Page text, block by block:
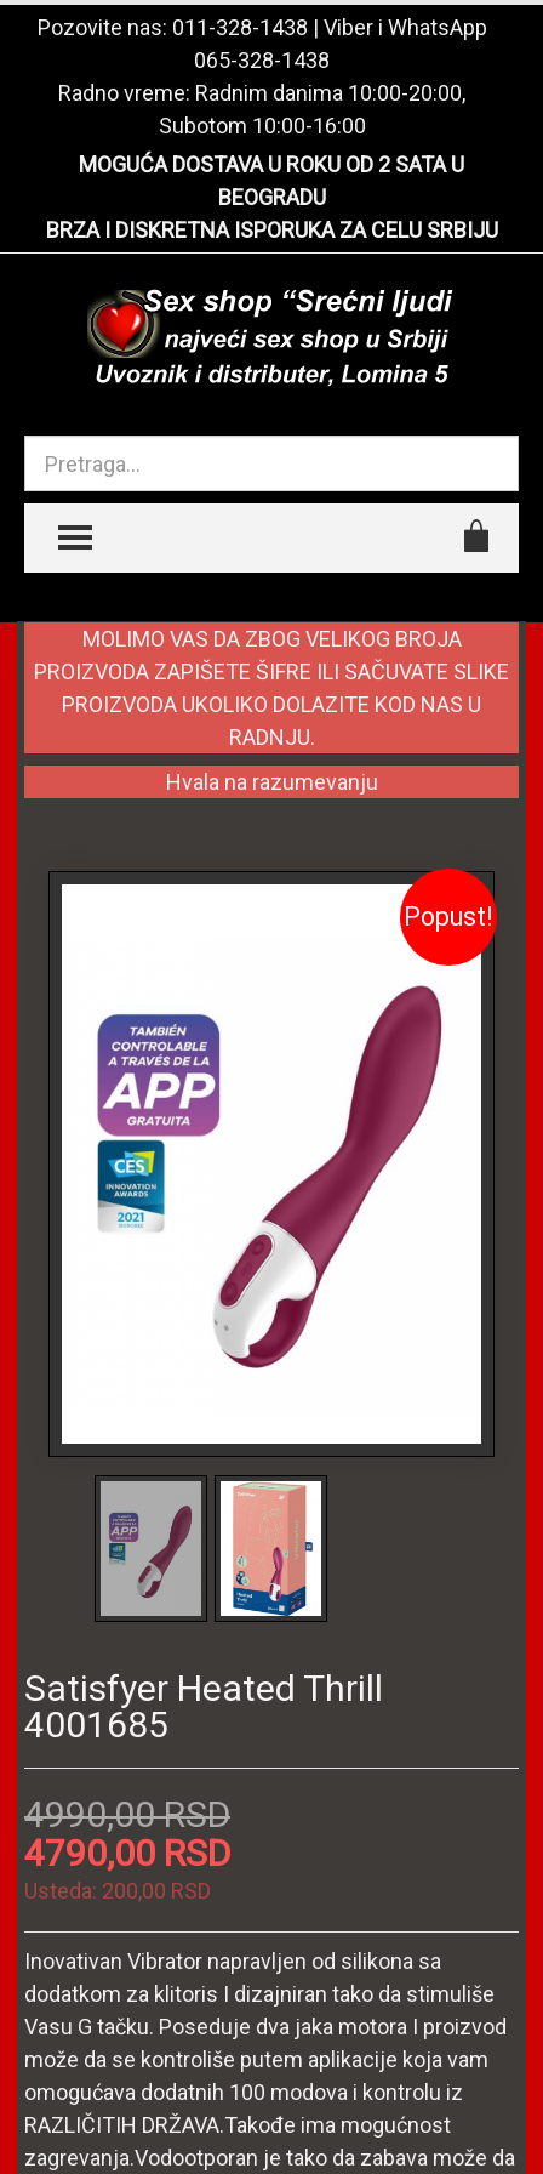
Pozovite nas: 011-328-1438 | Viber i WhatsApp
065-328-1438
Radno vreme: Radnim danima 10:00-20:00,
Subotom 10:00-16:00
MOGUĆA DOSTAVA U ROKU OD 2 SATA U
BEOGRADU
BRZA I DISKRETNA ISPORUKA ZA CELU SRBIJU
TOGGLE MENU
MOLIMO VAS DA ZBOG VELIKOG BROJA
PROIZVODA ZAPIŠETE ŠIFRE ILI SAČUVATE SLIKE
PROIZVODA UKOLIKO DOLAZITE KOD NAS U
RADNJU.
Hvala na razumevanju
Popust!
Satisfyer Heated Thrill
4001685
4990,00 RSD
4790,00 RSD
Usteda: 200,00 RSD
Inovativan Vibrator napravljen od silikona sa
dodatkom za klitoris I dizajniran tako da stimuliše
Vasu G tačku. Poseduje dva jaka motora I proizvod
može da se kontroliše putem aplikacije koja vam
omogućava dodatnih 100 modova i kontrolu iz
RAZLIČITIH DRŽAVA.Takođe ima mogućnost
zagrevanja.Vodootporan je tako da zabava može da